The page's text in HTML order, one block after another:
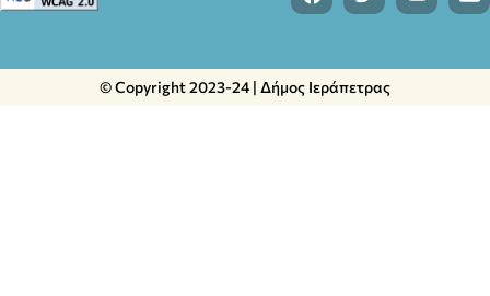
© Copyright 2023-24 | Δήμος Ιεράπετρας